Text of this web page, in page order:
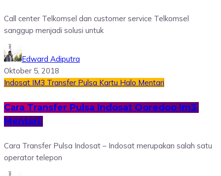
Call center Telkomsel dan customer service Telkomsel
sanggup menjadi solusi untuk
Edward Adiputra
Oktober 5, 2018
Indosat IM3 Transfer Pulsa Kartu Halo Mentari
Cara Transfer Pulsa Indosat Ooredoo Im3,
Mentari,
Cara Transfer Pulsa Indosat – Indosat merupakan salah satu
operator telepon